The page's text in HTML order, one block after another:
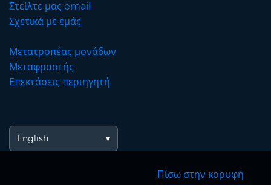
Στείλτε μας email
Σχετικά με εμάς
Μετατροπέας μονάδων
Μεταφραστής
Επεκτάσεις περιηγητή
English
Πίσω στην κορυφή